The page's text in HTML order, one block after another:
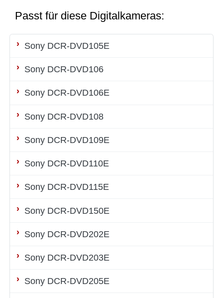
Passt für diese Digitalkameras:
Sony DCR-DVD105E
Sony DCR-DVD106
Sony DCR-DVD106E
Sony DCR-DVD108
Sony DCR-DVD109E
Sony DCR-DVD110E
Sony DCR-DVD115E
Sony DCR-DVD150E
Sony DCR-DVD202E
Sony DCR-DVD203E
Sony DCR-DVD205E